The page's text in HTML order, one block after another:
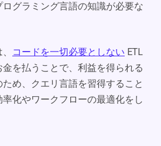
グラミング言語の知識が必要な
コードを一切必要としない ETL
を払うことで、利益を得られる
め、クエリ言語を習得すること
化やワークフローの最適化をし